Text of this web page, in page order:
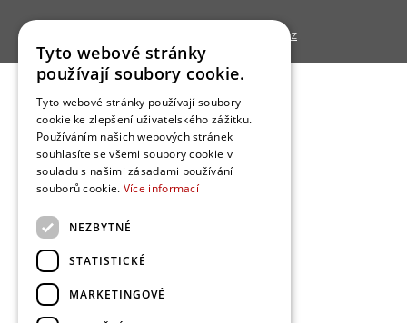
Bydlo.cz
Tyto webové stránky
používají soubory cookie.
Tyto webové stránky používají soubory
cookie ke zlepšení uživatelského zážitku.
Používáním našich webových stránek
souhlasíte se všemi soubory cookie v
souladu s našimi zásadami používání
souborů cookie. Více informací
NEZBYTNÉ
STATISTICKÉ
MARKETINGOVÉ